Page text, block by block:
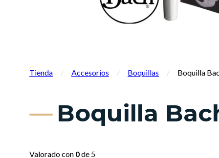
Tienda / Accesorios / Boquillas / Boquilla
Boquilla
Valorado con 0de 5